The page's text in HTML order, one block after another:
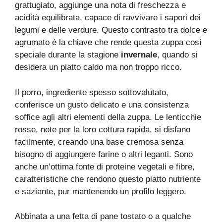
grattugiato, aggiunge una nota di freschezza e
acidità equilibrata, capace di ravvivare i sapori dei
legumi e delle verdure. Questo contrasto tra dolce e
agrumato è la chiave che rende questa zuppa così
speciale durante la stagione invernale, quando si
desidera un piatto caldo ma non troppo ricco.
Il porro, ingrediente spesso sottovalutato,
conferisce un gusto delicato e una consistenza
soffice agli altri elementi della zuppa. Le lenticchie
rosse, note per la loro cottura rapida, si disfano
facilmente, creando una base cremosa senza
bisogno di aggiungere farine o altri leganti. Sono
anche un’ottima fonte di proteine vegetali e fibre,
caratteristiche che rendono questo piatto nutriente
e saziante, pur mantenendo un profilo leggero.
Abbinata a una fetta di pane tostato o a qualche